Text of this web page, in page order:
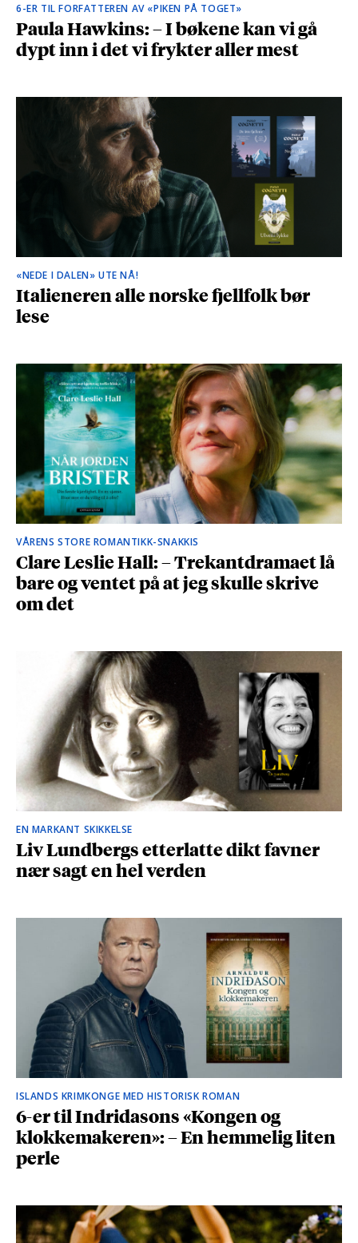
6-ER TIL FORFATTEREN AV «PIKEN PÅ TOGET»
Paula Hawkins: – I bøkene kan vi gå
dypt inn i det vi frykter aller mest
«NEDE I DALEN» UTE NÅ!
Italieneren alle norske fjellfolk bør
lese
VÅRENS STORE ROMANTIKK-SNAKKIS
Clare Leslie Hall: – Trekantdramaet lå
bare og ventet på at jeg skulle skrive
om det
EN MARKANT SKIKKELSE
Liv Lundbergs etterlatte dikt favner
nær sagt en hel verden
ISLANDS KRIMKONGE MED HISTORISK ROMAN
6-er til Indridasons «Kongen og
klokkemakeren»: – En hemmelig liten
perle